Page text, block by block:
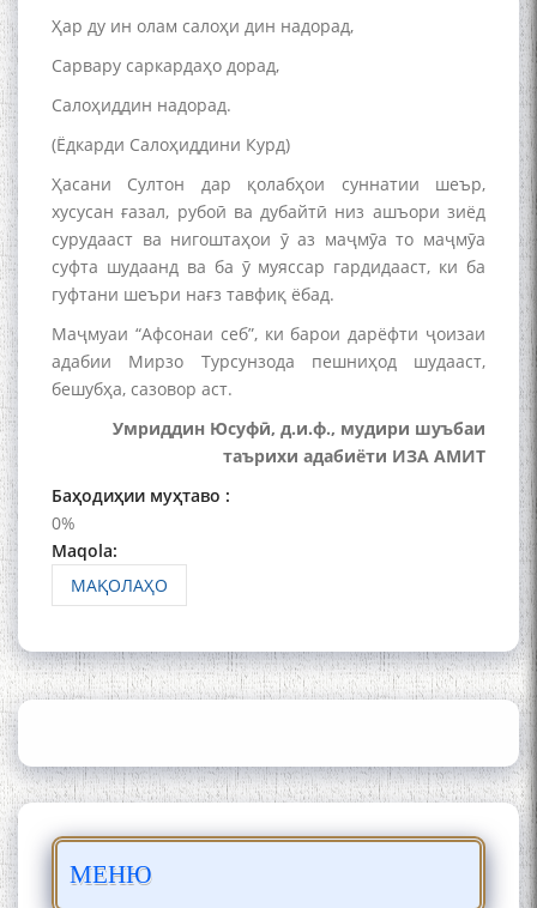
Ҳар ду ин олам салоҳи дин надорад,
Сарвару саркардаҳо дорад,
Салоҳиддин надорад.
(Ёдкарди Салоҳиддини Курд)
Ҳасани Султон дар қолабҳои суннатии шеър,
хусусан ғазал, рубоӣ ва дубайтӣ низ ашъори зиёд
сурудааст ва нигоштаҳои ӯ аз маҷмӯа то маҷмӯа
суфта шудаанд ва ба ӯ муяссар гардидааст, ки ба
гуфтани шеъри нағз тавфиқ ёбад.
Маҷмуаи “Афсонаи себ”, ки барои дарёфти ҷоизаи
адабии Мирзо Турсунзода пешниҳод шудааст,
бешубҳа, сазовор аст.
Умриддин Юсуфӣ, д.и.ф., мудири шуъбаи
таърихи адабиёти ИЗА АМИТ
Баҳодиҳии муҳтаво :
0%
Maqola:
МАҚОЛАҲО
МЕНЮ
poetry from Устод Мумин
Қаноат (Ustod Mumin Qanoat)
and Master Mehryar
Mehrafarin about the conflict
of the name of the Persian
Gulf
Сайри Дарвоз бо Мӯъмин
Қаноат: Чанор ҳам "гап"
ШАРҲИ МУЛОҚОТ БО АҲЛИ
АКАДЕМИЯИ МИЛЛИИ
ИЛМҲОИ ТОҶИКИСТОН
БО 4 000 000 СОМОНӢ
МӮЪМИН ҚАНОАТ СОХТА